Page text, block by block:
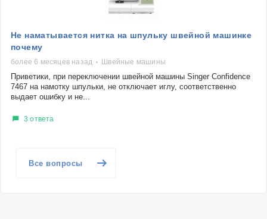
Не наматывается нитка на шпульку швейной машинке
почему
более 6 месяцев назад Швейные машины
Приветики, при переключении швейной машины Singer Confidence
7467 на намотку шпульки, не отключает иглу, соответственно
выдает ошибку и не...
3 ответа
Все вопросы